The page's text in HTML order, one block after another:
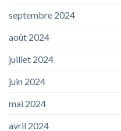
septembre 2024
août 2024
juillet 2024
juin 2024
mai 2024
avril 2024